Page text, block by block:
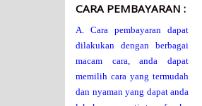
CARA PEMBAYARAN :
A. Cara pembayaran dapat
dilakukan dengan berbagai
macam cara, anda dapat
memilih cara yang termudah
dan nyaman yang dapat anda